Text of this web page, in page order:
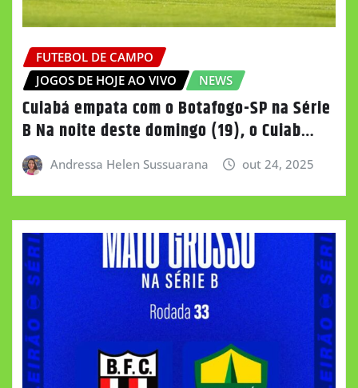
FUTEBOL DE CAMPO
JOGOS DE HOJE AO VIVO
NEWS
Cuiabá empata com o Botafogo-SP na Série
B Na noite deste domingo (19), o Cuiab…
Andressa Helen Sussuarana out 24, 2025